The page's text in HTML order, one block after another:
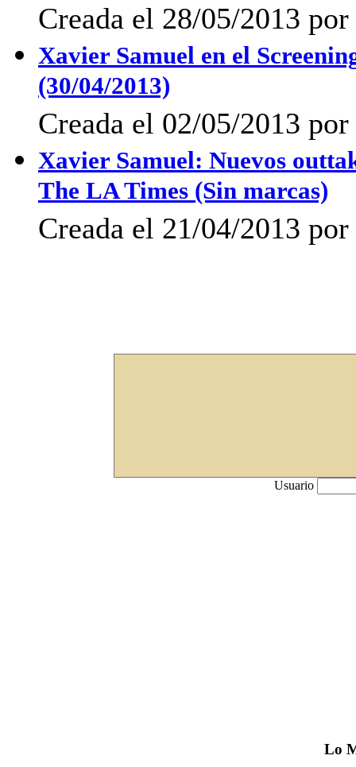
Creada el 28/05/2013
Xavier Samuel en el
(30/04/2013)
Creada el 02/05/2013
Xavier Samuel: Nuevos
The LA Times (Sin marcas)
Creada el 21/04/2013
Usuario
Lo